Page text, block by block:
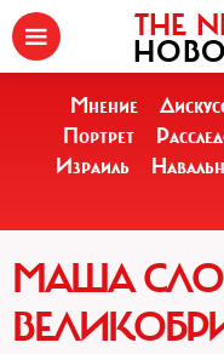
THE
Мнение
Портрет
Израиль
МАША